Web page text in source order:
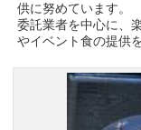
供に努めています。
委託業者を中心に、
やイベント食の提供